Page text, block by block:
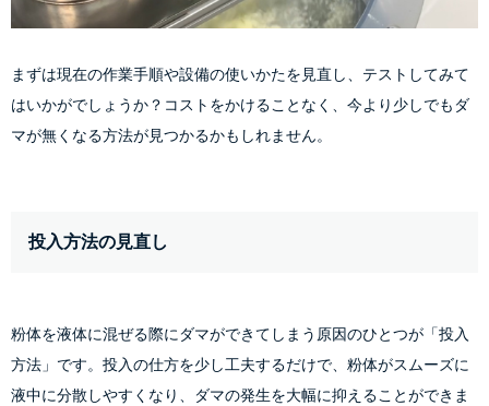
まずは現在の作業手順や設備の使いかたを見直し、テストしてみて
はいかがでしょうか？コストをかけることなく、今より少しでもダ
マが無くなる方法が見つかるかもしれません。
投入方法の見直し
粉体を液体に混ぜる際にダマができてしまう原因のひとつが「投入
方法」です。投入の仕方を少し工夫するだけで、粉体がスムーズに
液中に分散しやすくなり、ダマの発生を大幅に抑えることができま